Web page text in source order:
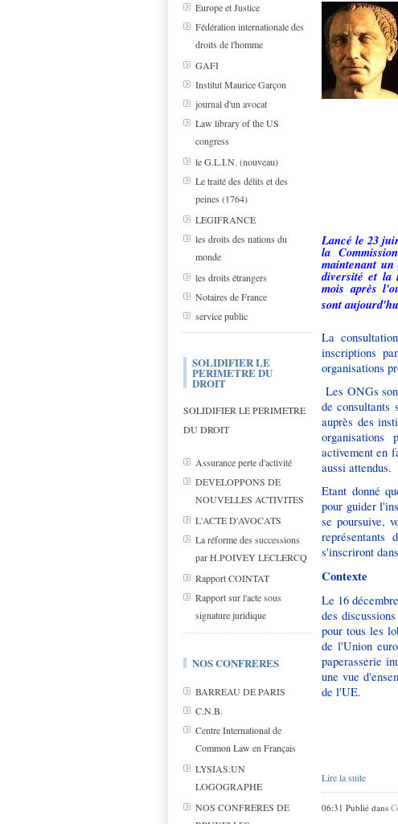
Europe et Justice
Fédération internationale des
droits de l'homme
GAFI
Institut Maurice Garçon
journal d'un avocat
Law library of the US
congress
le G.L.I.N. (nouveau)
Le traité des délits et des
peines (1764)
LEGIFRANCE
les droits des nations du
monde
les droits étrangers
Notaires de France
service public
SOLIDIFIER LE
PERIMETRE DU
DROIT
SOLIDIFIER LE PERIMETRE
DU DROIT
Assurance perte d'activité
DEVELOPPONS DE
NOUVELLES ACTIVITES
L'ACTE D'AVOCATS
La réforme des successions
par H.POIVEY LECLERCQ
Rapport COINTAT
Rapport sur l'acte sous
signature juridique
NOS CONFRERES
BARREAU DE PARIS
C.N.B.
Centre International de
Common Law en Français
LYSIAS:UN
LOGOGRAPHE
NOS CONFRERES DE
Lancé le 23
la
maintenant
diversité et la
mois après
sont
La
inscriptions
organisations
Les ONGs
de consultants
auprès des
organisations
activement en
aussi attendus.
Etant donné
pour guider
se poursuive,
représentants
s'inscriront
Contexte
Le 16
des
pour tous les
de l'Union
paperasserie
une vue
de l'UE.
Lire la suite
06:31 Publié dans